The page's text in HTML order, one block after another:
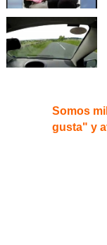
Somos
gusta" y